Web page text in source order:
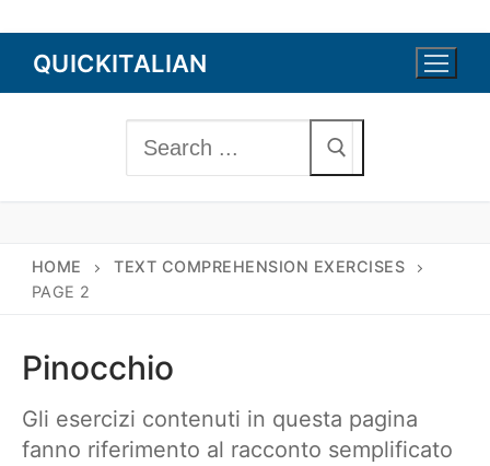
Skip
QUICKITALIAN
Search
HOME
TEXT COMPREHENSION EXERCISES
PAGE 2
Pinocchio
Gli esercizi contenuti in questa pagina
fanno riferimento al racconto semplificato